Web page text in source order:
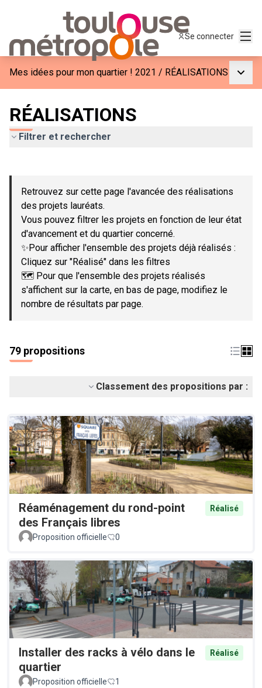
Se connecter
Mes idées pour mon quartier ! 2021 / RÉALISATIONS
RÉALISATIONS
Filtrer et rechercher
−
Retrouvez sur cette page l'avancée des réalisations
des projets lauréats.
Vous pouvez filtrer les projets en fonction de leur état
d'avancement et du quartier concerné.
✨Pour afficher l'ensemble des projets déjà réalisés :
Cliquez sur "Réalisé" dans les filtres
🗺️ Pour que l'ensemble des projets réalisés
s'affichent sur la carte, en bas de page, modifiez le
nombre de résultats par page.
79 propositions
Classement des propositions par :
Réaménagement du rond-point
des Français libres
Réalisé
Proposition officielle 0
Installer des racks à vélo dans le
quartier
Réalisé
Proposition officielle 1